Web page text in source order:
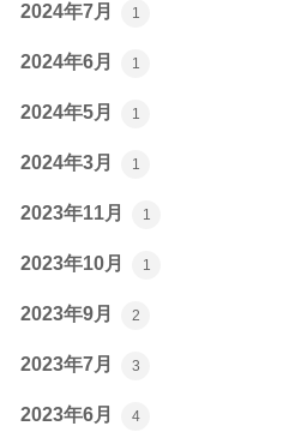
2024年7月 1
2024年6月 1
2024年5月 1
2024年3月 1
2023年11月 1
2023年10月 1
2023年9月 2
2023年7月 3
2023年6月 4